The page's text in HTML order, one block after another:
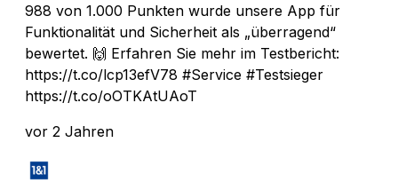
988 von 1.000 Punkten wurde unsere App für
Funktionalität und Sicherheit als „überragend“
bewertet. 🙌 Erfahren Sie mehr im Testbericht:
https://t.co/lcp13efV78 #Service #Testsieger
https://t.co/oOTKAtUAoT
vor 2 Jahren